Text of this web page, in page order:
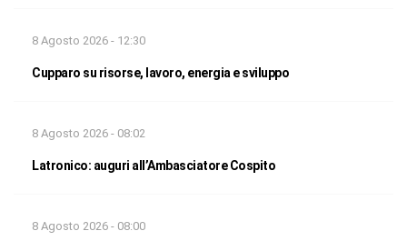
8 Agosto 2026 - 12:30
Cupparo su risorse, lavoro, energia e sviluppo
8 Agosto 2026 - 08:02
Latronico: auguri all’Ambasciatore Cospito
8 Agosto 2026 - 08:00